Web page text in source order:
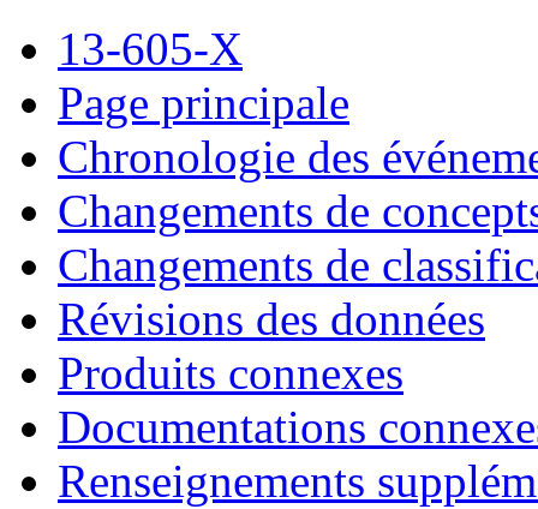
13-605-X
Page principale
Chronologie des
Changements de
Changements de
Révisions des données
Produits connexes
Documentations
Renseignements